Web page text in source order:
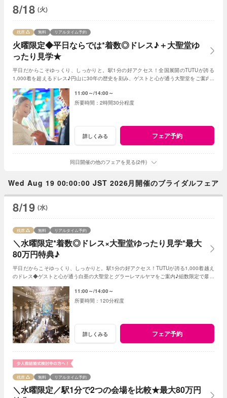
8/18 (火)
火曜限定◆平日ならでは*着数◎ドレス♪＋大聖堂ゆ
ったり見学★
残席 無料 リアルタイム予約
平日だからこそゆっくり、しっかりと。駅1分の好アクセス！全国展開のTUTUが誇る
1,000着を超えるドレス♪円山に30年の歴史を刻み、ゲストと心が通う大聖堂をご案内♪
11:00～ 14:00～
2時間30分程度
詳しくみる フェア予約
同日開催の他のフェアを見る(2件)
Wed Aug 19 00:00:00 JST 2026月開催のブライダルフェア
8/19 (水)
＼水曜限定*着数◎ドレス×大聖堂ゆったり見学*最大
80万円特典♪
残席 無料 リアルタイム予約
平日だからこそゆっくり、しっかりと。駅1分の好アクセス！TUTUが誇る1,000着越え
のドレス◆ゲストと心が通う白亜の大聖堂とグラーレマルヤマをご案内♪組数限定で最大
11:00～ 14:00～
120分程度
詳しくみる フェア予約
＼水曜限定／駅1分で2つの会場を比較★最大80万円
残席 無料 リアルタイム予約